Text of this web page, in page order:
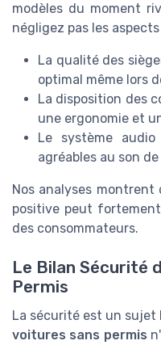
modèles du moment
négligez pas les
La qualité des
optimal même lors
La disposition des
une ergonomie et
Le système
agréables au son
Nos analyses montrent
positive peut
des consommateurs.
Le Bilan Sécurité
Permis
La sécurité est un
voitures sans permis